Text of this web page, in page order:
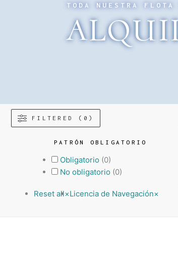
TODA NUESTRA
FILTERED (0)
Reset all×Licencia de Navegación×
PATRÓN OBLIGATORIO
Obligatorio (0)
No obligatorio (0)